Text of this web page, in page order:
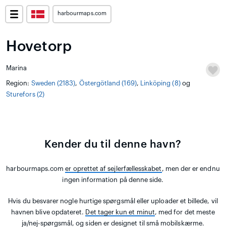
harbourmaps.com
Hovetorp
Marina
Region: Sweden (2183), Östergötland (169), Linköping (8)og
Sturefors (2)
Kender du til denne havn?
harbourmaps.comer oprettet af sejlerfællesskabet , men der er endnu
ingen information på denne side.
Hvis du besvarer nogle hurtige spørgsmål eller uploader et billede, vil
havnen blive opdateret. Det tager kun et minut, med for det meste
ja/nej-spørgsmål, og siden er designet til små mobilskærme.